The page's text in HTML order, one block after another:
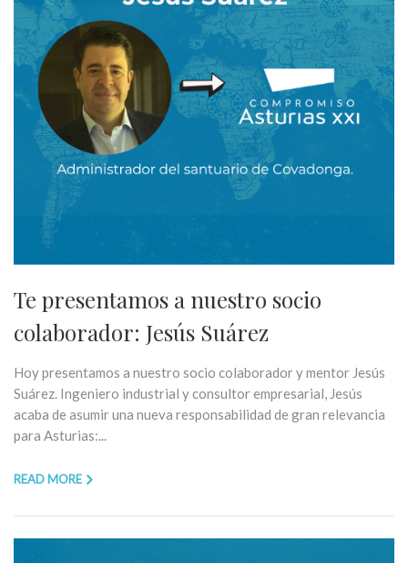
Te presentamos a nuestro socio
colaborador: Jesús Suárez
Hoy presentamos a nuestro socio colaborador y mentor Jesús
Suárez. Ingeniero industrial y consultor empresarial, Jesús
acaba de asumir una nueva responsabilidad de gran relevancia
para Asturias:...
READ MORE